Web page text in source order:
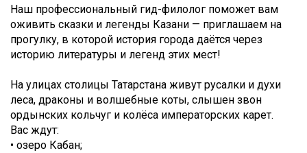
Наш профессиональный гид-филолог поможет вам
оживить сказки и легенды Казани — приглашаем на
прогулку, в которой история города даётся через
историю литературы и легенд этих мест!
На улицах столицы Татарстана живут русалки и духи
леса, драконы и волшебные коты, слышен звон
ордынских кольчуг и колёса императорских карет.
Вас ждут:
• озеро Кабан;